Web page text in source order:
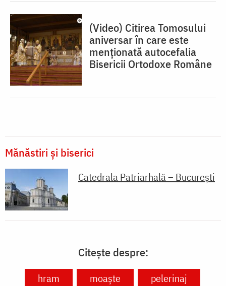
(Video) Citirea Tomosului
aniversar în care este
menționată autocefalia
Bisericii Ortodoxe Române
Mănăstiri și biserici
Catedrala Patriarhală – București
Citește despre:
hram moaște pelerinaj